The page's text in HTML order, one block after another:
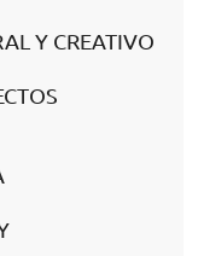
Y CREATIVO